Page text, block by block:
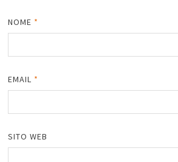
NOME *
EMAIL *
SITO WEB